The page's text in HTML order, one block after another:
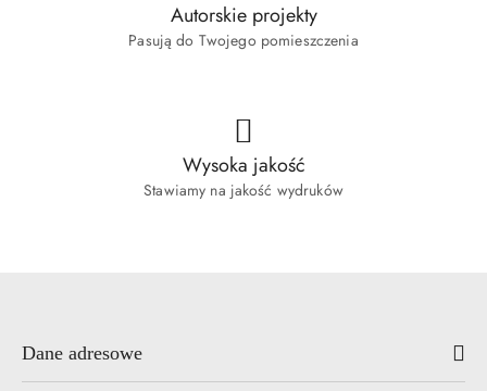
Autorskie projekty
Pasują do Twojego pomieszczenia
Wysoka jakość
Stawiamy na jakość wydruków
Dane adresowe